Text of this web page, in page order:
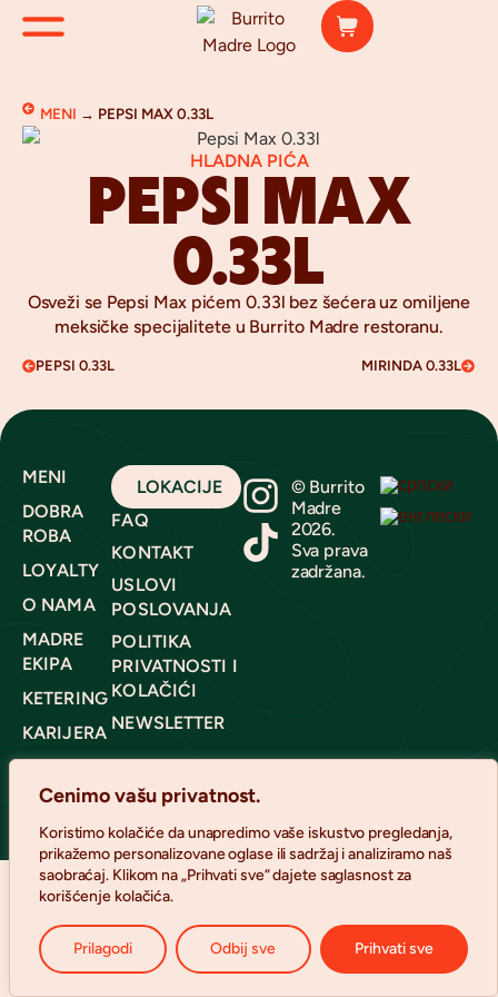
Cenimo vašu privatnost.
Koristimo kolačiće da unapredimo vaše iskustvo pregledanja,
prikažemo personalizovane oglase ili sadržaj i analiziramo naš
saobraćaj. Klikom na „Prihvati sve“ dajete saglasnost za
korišćenje kolačića.
Prilagodi Odbij sve Prihvati sve
MENI → PEPSI MAX 0.33L
HLADNA PIĆA
PEPSI MAX
0.33L
Osveži se Pepsi Max pićem 0.33l bez šećera uz omiljene
meksičke specijalitete u Burrito Madre restoranu.
PEPSI 0.33L MIRINDA 0.33L
MENI
DOBRA
ROBA
LOYALTY
O NAMA
MADRE
EKIPA
KETERING
KARIJERA
TRUCK
LOKACIJE
FAQ
KONTAKT
USLOVI
POSLOVANJA
POLITIKA
PRIVATNOSTI I
KOLAČIĆI
NEWSLETTER
© Burrito
Madre
2026.
Sva prava
zadržana.